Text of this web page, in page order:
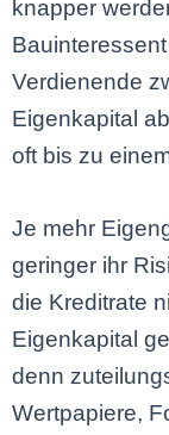
knapper
Verdienende
Eigenkapital
oft bis zu
Je mehr
geringer ihr
die Kreditrate
Eigenkapital
denn
Wertpapiere,